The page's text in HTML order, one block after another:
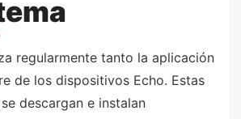
regularmente tanto la aplicación
de los dispositivos Echo. Estas
descargan e instalan